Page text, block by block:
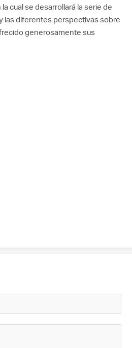
cual se desarrollará la serie de
las diferentes perspectivas sobre
generosamente sus